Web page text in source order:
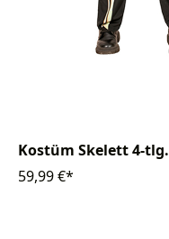
Kostüm Skelett 4-tlg.
59,99 €*